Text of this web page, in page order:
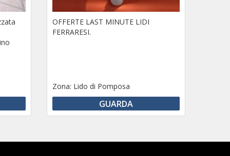
OFFERTE LAST MINUTE LIDI
FERRARESI.
Zona: Lido di Pomposa
GUARDA